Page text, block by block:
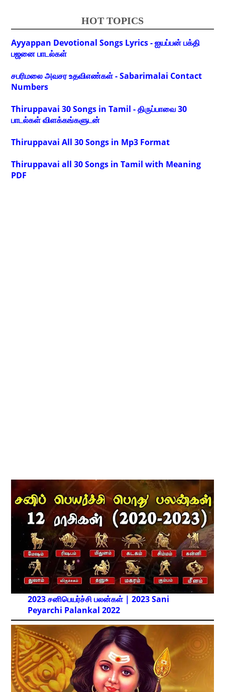
HOT TOPICS
Ayyappan Devotional Songs Lyrics - ஐயப்பன் பக்தி
பஜனை பாடல்கள்
சபரிமலை அவசர உதவிஎண்கள் - Sabarimalai Contact
Numbers
Thiruppavai 30 Songs in Tamil - திருப்பாவை 30
பாடல்கள் விளக்கங்களுடன்
Thiruppavai All 30 Songs in Mp3 Format
Thiruppavai all 30 Songs in Tamil with Meaning
PDF
2023 சனிபெயர்ச்சி பலன்கள் | 2023 Sani
Peyarchi Palankal 2022